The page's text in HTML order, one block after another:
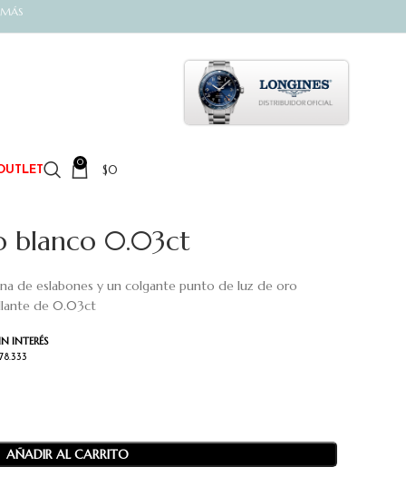
0 $0
blanco 0.03ct
INTERÉS
de eslabones y un colgante punto de luz de oro
de 0.03ct
AÑADIR AL CARRITO